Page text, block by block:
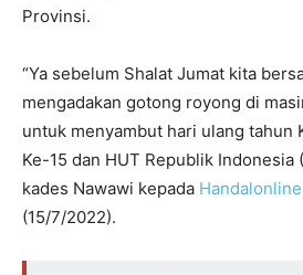
Provinsi.
“Ya sebelum Shalat Jumat kita
mengadakan gotong royong di
untuk menyambut hari ulang tahun
Ke-15 dan HUT Republik Indonesia
kades Nawawi kepada
(15/7/2022).